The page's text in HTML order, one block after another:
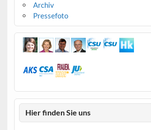
Archiv
Pressefoto
Hier finden Sie uns